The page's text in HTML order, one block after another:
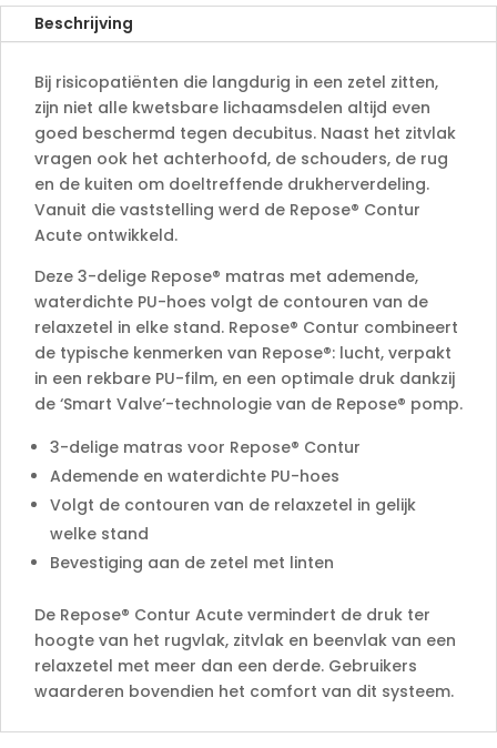
a
t
Beschrijving
Bij risicopatiënten die langdurig in een zetel zitten,
zijn niet alle kwetsbare lichaamsdelen altijd even
goed beschermd tegen decubitus. Naast het zitvlak
vragen ook het achterhoofd, de schouders, de rug
en de kuiten om doeltreffende drukherverdeling.
Vanuit die vaststelling werd de Repose® Contur
Acute ontwikkeld.
Deze 3-delige Repose® matras met ademende,
waterdichte PU-hoes volgt de contouren van de
relaxzetel in elke stand. Repose® Contur combineert
de typische kenmerken van Repose®: lucht, verpakt
in een rekbare PU-film, en een optimale druk dankzij
de ‘Smart Valve’-technologie van de Repose® pomp.
3-delige matras voor Repose® Contur
Ademende en waterdichte PU-hoes
Volgt de contouren van de relaxzetel in gelijk
welke stand
Bevestiging aan de zetel met linten
De Repose® Contur Acute vermindert de druk ter
hoogte van het rugvlak, zitvlak en beenvlak van een
relaxzetel met meer dan een derde. Gebruikers
waarderen bovendien het comfort van dit systeem.